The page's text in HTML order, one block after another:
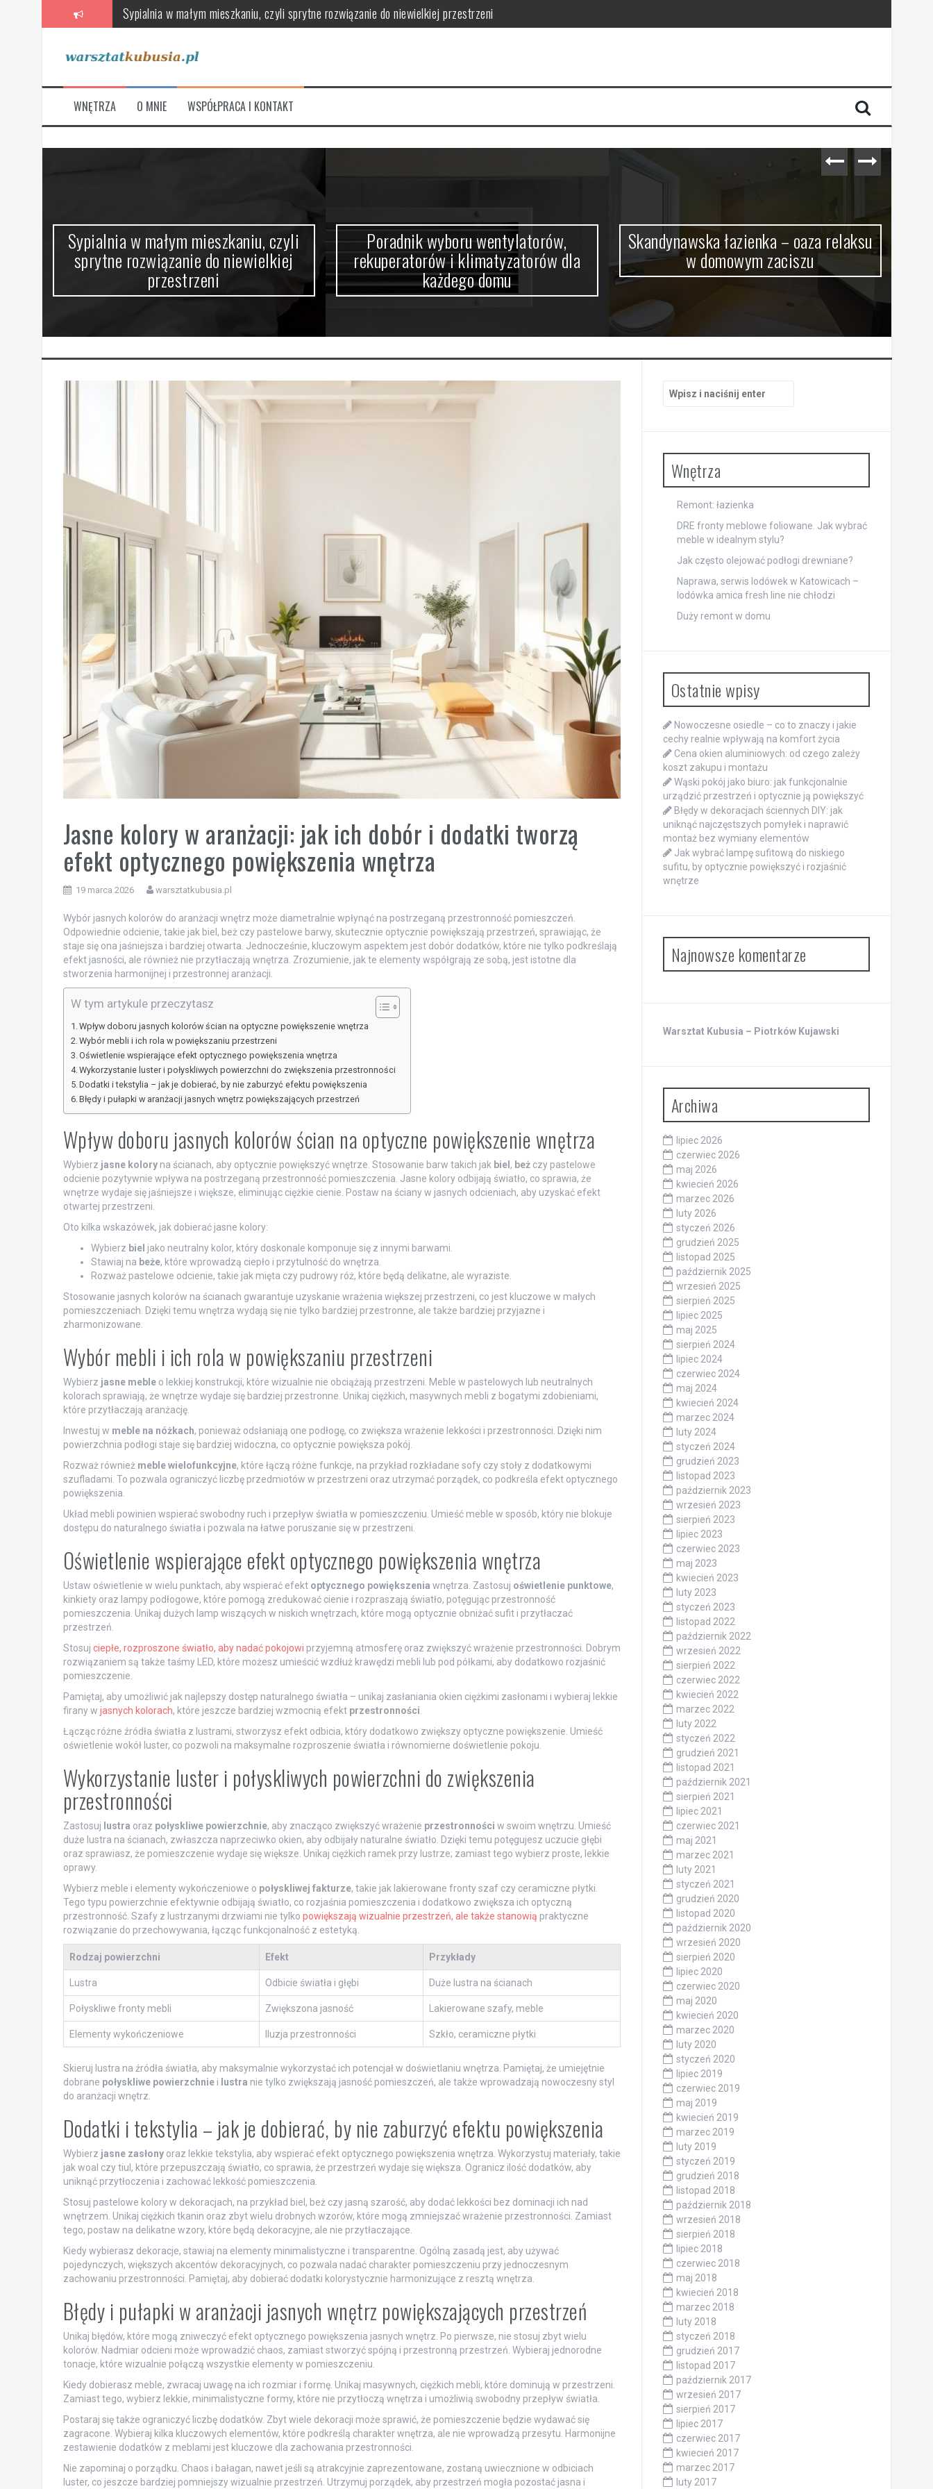
Poradnik wyboru wentylatorów, rekuperatorów i klimatyzatorów dla każdego domu
Stylowe i funkcjonalne, czyli jak urządza się nowoczesne wnętrza
Jak wybrać meble łazienkowe, które łączą funkcjonalność i estetykę?
Na co zwrócić uwagę przy wyborze nowej kabiny prysznicowej?
Sypialnia w małym mieszkaniu, czyli sprytne rozwiązanie do niewielkiej przestrzeni
WNĘTRZA O MNIE WSPÓŁPRACA I KONTAKT
Sypialnia w małym mieszkaniu, czyli
sprytne rozwiązanie do niewielkiej
przestrzeni
Poradnik wyboru wentylatorów,
rekuperatorów i klimatyzatorów dla
każdego domu
Skandynawska łazienka – oaza relaksu
w domowym zaciszu
Jasne kolory w aranżacji: jak ich dobór i dodatki tworzą
efekt optycznego powiększenia wnętrza
19 marca 2026 warsztatkubusia.pl
Wybór jasnych kolorów do aranżacji wnętrz może diametralnie wpłynąć na postrzeganą przestronność pomieszczeń.
Odpowiednie odcienie, takie jak biel, beż czy pastelowe barwy, skutecznie optycznie powiększają przestrzeń, sprawiając, że
staje się ona jaśniejsza i bardziej otwarta. Jednocześnie, kluczowym aspektem jest dobór dodatków, które nie tylko podkreślają
efekt jasności, ale również nie przytłaczają wnętrza. Zrozumienie, jak te elementy współgrają ze sobą, jest istotne dla
stworzenia harmonijnej i przestronnej aranżacji.
W tym artykule przeczytasz
Wpływ doboru jasnych kolorów ścian na optyczne powiększenie wnętrza
Wybór mebli i ich rola w powiększaniu przestrzeni
Oświetlenie wspierające efekt optycznego powiększenia wnętrza
Wykorzystanie luster i połyskliwych powierzchni do zwiększenia przestronności
Dodatki i tekstylia – jak je dobierać, by nie zaburzyć efektu powiększenia
Błędy i pułapki w aranżacji jasnych wnętrz powiększających przestrzeń
Wpływ doboru jasnych kolorów ścian na optyczne powiększenie wnętrza
Wybierz jasne koloryna ścianach, aby optycznie powiększyć wnętrze. Stosowanie barw takich jak biel , beżczy pastelowe
odcienie pozytywnie wpływa na postrzeganą przestronność pomieszczenia. Jasne kolory odbijają światło, co sprawia, że
wnętrze wydaje się jaśniejsze i większe, eliminując ciężkie cienie. Postaw na ściany w jasnych odcieniach, aby uzyskać efekt
otwartej przestrzeni.
Oto kilka wskazówek, jak dobierać jasne kolory:
Wybierz biel jako neutralny kolor, który doskonale komponuje się z innymi barwami.
Stawiaj na beże, które wprowadzą ciepło i przytulność do wnętrza.
Rozważ pastelowe odcienie, takie jak mięta czy pudrowy róż, które będą delikatne, ale wyraziste.
Stosowanie jasnych kolorów na ścianach gwarantuje uzyskanie wrażenia większej przestrzeni, co jest kluczowe w małych
pomieszczeniach. Dzięki temu wnętrza wydają się nie tylko bardziej przestronne, ale także bardziej przyjazne i
zharmonizowane.
Wybór mebli i ich rola w powiększaniu przestrzeni
Wybierz jasne mebleo lekkiej konstrukcji, które wizualnie nie obciążają przestrzeni. Meble w pastelowych lub neutralnych
kolorach sprawiają, że wnętrze wydaje się bardziej przestronne. Unikaj ciężkich, masywnych mebli z bogatymi zdobieniami,
które przytłaczają aranżację.
Inwestuj w meble na nóżkach, ponieważ odsłaniają one podłogę, co zwiększa wrażenie lekkości i przestronności. Dzięki nim
powierzchnia podłogi staje się bardziej widoczna, co optycznie powiększa pokój.
Rozważ również meble wielofunkcyjne, które łączą różne funkcje, na przykład rozkładane sofy czy stoły z dodatkowymi
szufladami. To pozwala ograniczyć liczbę przedmiotów w przestrzeni oraz utrzymać porządek, co podkreśla efekt optycznego
powiększenia.
Układ mebli powinien wspierać swobodny ruch i przepływ światła w pomieszczeniu. Umieść meble w sposób, który nie blokuje
dostępu do naturalnego światła i pozwala na łatwe poruszanie się w przestrzeni.
Oświetlenie wspierające efekt optycznego powiększenia wnętrza
Ustaw oświetlenie w wielu punktach, aby wspierać efekt optycznego powiększenia wnętrza. Zastosuj oświetlenie punktowe,
kinkiety oraz lampy podłogowe, które pomogą zredukować cienie i rozpraszają światło, potęgując przestronność
pomieszczenia. Unikaj dużych lamp wiszących w niskich wnętrzach, które mogą optycznie obniżać sufit i przytłaczać
przestrzeń.
Stosuj ciepłe, rozproszone światło, aby nadać pokojowi przyjemną atmosferę oraz zwiększyć wrażenie przestronności. Dobrym
rozwiązaniem są także taśmy LED, które możesz umieścić wzdłuż krawędzi mebli lub pod półkami, aby dodatkowo rozjaśnić
pomieszczenie.
Pamiętaj, aby umożliwić jak najlepszy dostęp naturalnego światła – unikaj zasłaniania okien ciężkimi zasłonami i wybieraj lekkie
firany w jasnych kolorach, które jeszcze bardziej wzmocnią efekt przestronności.
Łącząc różne źródła światła z lustrami, stworzysz efekt odbicia, który dodatkowo zwiększy optyczne powiększenie. Umieść
oświetlenie wokół luster, co pozwoli na maksymalne rozproszenie światła i równomierne doświetlenie pokoju.
Wykorzystanie luster i połyskliwych powierzchni do zwiększenia
przestronności
Zastosuj lustra oraz połyskliwe powierzchnie, aby znacząco zwiększyć wrażenie przestronności w swoim wnętrzu. Umieść
duże lustra na ścianach, zwłaszcza naprzeciwko okien, aby odbijały naturalne światło. Dzięki temu potęgujesz uczucie głębi
oraz sprawiasz, że pomieszczenie wydaje się większe. Unikaj ciężkich ramek przy lustrze; zamiast tego wybierz proste, lekkie
oprawy.
Wybierz meble i elementy wykończeniowe o połyskliwej fakturze, takie jak lakierowane fronty szaf czy ceramiczne płytki.
Tego typu powierzchnie efektywnie odbijają światło, co rozjaśnia pomieszczenia i dodatkowo zwiększa ich optyczną
przestronność. Szafy z lustrzanymi drzwiami nie tylko powiększają wizualnie przestrzeń, ale także stanowią praktyczne
rozwiązanie do przechowywania, łącząc funkcjonalność z estetyką.
Rodzaj powierzchni Efekt Przykłady
Lustra Odbicie światła i głębi Duże lustra na ścianach
Połyskliwe fronty mebli Zwiększona jasność Lakierowane szafy, meble
Elementy wykończeniowe Iluzja przestronności Szkło, ceramiczne płytki
Skieruj lustra na źródła światła, aby maksymalnie wykorzystać ich potencjał w doświetlaniu wnętrza. Pamiętaj, że umiejętnie
dobrane połyskliwe powierzchniei lustra nie tylko zwiększają jasność pomieszczeń, ale także wprowadzają nowoczesny styl
do aranżacji wnętrz.
Dodatki i tekstylia – jak je dobierać, by nie zaburzyć efektu powiększenia
Wybierz jasne zasłonyoraz lekkie tekstylia, aby wspierać efekt optycznego powiększenia wnętrza. Wykorzystuj materiały, takie
jak woal czy tiul, które przepuszczają światło, co sprawia, że przestrzeń wydaje się większa. Ogranicz ilość dodatków, aby
uniknąć przytłoczenia i zachować lekkość pomieszczenia.
Stosuj pastelowe kolory w dekoracjach, na przykład biel, beż czy jasną szarość, aby dodać lekkości bez dominacji ich nad
wnętrzem. Unikaj ciężkich tkanin oraz zbyt wielu drobnych wzorów, które mogą zmniejszać wrażenie przestronności. Zamiast
tego, postaw na delikatne wzory, które będą dekoracyjne, ale nie przytłaczające.
Kiedy wybierasz dekoracje, stawiaj na elementy minimalistyczne i transparentne. Ogólną zasadą jest, aby używać
pojedynczych, większych akcentów dekoracyjnych, co pozwala nadać charakter pomieszczeniu przy jednoczesnym
zachowaniu przestronności. Pamiętaj, aby dobierać dodatki kolorystycznie harmonizujące z resztą wnętrza.
Błędy i pułapki w aranżacji jasnych wnętrz powiększających przestrzeń
Unikaj błędów, które mogą zniweczyć efekt optycznego powiększenia jasnych wnętrz. Po pierwsze, nie stosuj zbyt wielu
kolorów. Nadmiar odcieni może wprowadzić chaos, zamiast stworzyć spójną i przestronną przestrzeń. Wybieraj jednorodne
tonacje, które wizualnie połączą wszystkie elementy w pomieszczeniu.
Kiedy dobierasz meble, zwracaj uwagę na ich rozmiar i formę. Unikaj masywnych, ciężkich mebli, które dominują w przestrzeni.
Zamiast tego, wybierz lekkie, minimalistyczne formy, które nie przytłoczą wnętrza i umożliwią swobodny przepływ światła.
Postaraj się także ograniczyć liczbę dodatków. Zbyt wiele dekoracji może sprawić, że pomieszczenie będzie wydawać się
zagracone. Wybieraj kilka kluczowych elementów, które podkreślą charakter wnętrza, ale nie wprowadzą przesytu. Harmonijne
zestawienie dodatków z meblami jest kluczowe dla zachowania przestronności.
Nie zapominaj o porządku. Chaos i bałagan, nawet jeśli są atrakcyjnie zaprezentowane, zostaną uwiecznione w odbiciach
luster, co jeszcze bardziej pomniejszy wizualnie przestrzeń. Utrzymuj porządek, aby przestrzeń mogła pozostać jasna i
Szukaj:
Wnętrza
Remont: łazienka
DRE fronty meblowe foliowane. Jak wybrać
meble w idealnym stylu?
Jak często olejować podłogi drewniane?
Naprawa, serwis lodówek w Katowicach –
lodówka amica fresh line nie chłodzi
Duży remont w domu
Ostatnie wpisy
Nowoczesne osiedle – co to znaczy i jakie
cechy realnie wpływają na komfort życia
Cena okien aluminiowych: od czego zależy
koszt zakupu i montażu
Wąski pokój jako biuro: jak funkcjonalnie
urządzić przestrzeń i optycznie ją powiększyć
Błędy w dekoracjach ściennych DIY: jak
uniknąć najczęstszych pomyłek i naprawić
montaż bez wymiany elementów
Jak wybrać lampę sufitową do niskiego
sufitu, by optycznie powiększyć i rozjaśnić
wnętrze
Najnowsze komentarze
Warsztat Kubusia – Piotrków Kujawski
Archiwa
lipiec 2026
czerwiec 2026
maj 2026
kwiecień 2026
marzec 2026
luty 2026
styczeń 2026
grudzień 2025
listopad 2025
październik 2025
wrzesień 2025
sierpień 2025
lipiec 2025
maj 2025
sierpień 2024
lipiec 2024
czerwiec 2024
maj 2024
kwiecień 2024
marzec 2024
luty 2024
styczeń 2024
grudzień 2023
listopad 2023
październik 2023
wrzesień 2023
sierpień 2023
lipiec 2023
czerwiec 2023
maj 2023
kwiecień 2023
luty 2023
styczeń 2023
listopad 2022
październik 2022
wrzesień 2022
sierpień 2022
czerwiec 2022
kwiecień 2022
marzec 2022
luty 2022
styczeń 2022
grudzień 2021
listopad 2021
październik 2021
sierpień 2021
lipiec 2021
czerwiec 2021
maj 2021
marzec 2021
luty 2021
styczeń 2021
grudzień 2020
listopad 2020
październik 2020
wrzesień 2020
sierpień 2020
lipiec 2020
czerwiec 2020
maj 2020
kwiecień 2020
marzec 2020
luty 2020
styczeń 2020
lipiec 2019
czerwiec 2019
maj 2019
kwiecień 2019
marzec 2019
luty 2019
styczeń 2019
grudzień 2018
listopad 2018
październik 2018
wrzesień 2018
sierpień 2018
lipiec 2018
czerwiec 2018
maj 2018
kwiecień 2018
marzec 2018
luty 2018
styczeń 2018
grudzień 2017
listopad 2017
październik 2017
wrzesień 2017
sierpień 2017
lipiec 2017
czerwiec 2017
kwiecień 2017
marzec 2017
luty 2017